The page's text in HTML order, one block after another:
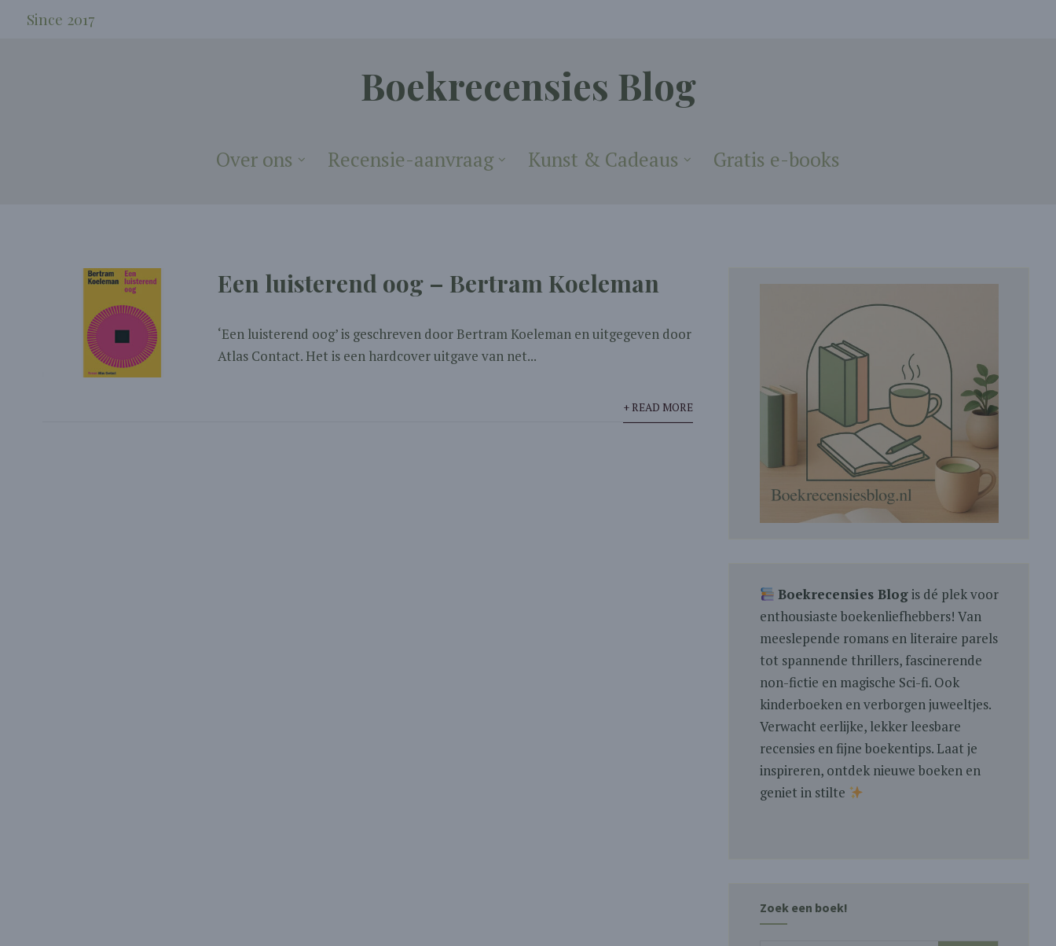
Since 2017
Boekrecensies Blog
Over ons Recensie-aanvraag Kunst & Cadeaus Gratis e-books
Een luisterend oog – Bertram Koeleman
‘Een luisterend oog’ is geschreven door Bertram Koeleman en uitgegeven door
Atlas Contact. Het is een hardcover uitgave van net...
+ READ MORE
Boekrecensies Blogis dé plek voor
enthousiaste boekenliefhebbers! Van
meeslepende romans en literaire parels
tot spannende thrillers, fascinerende
non-fictie en magische Sci-fi. Ook
kinderboeken en verborgen juweeltjes.
Verwacht eerlijke, lekker leesbare
recensies en fijne boekentips. Laat je
inspireren, ontdek nieuwe boeken en
geniet in stilte
Zoek een boek!